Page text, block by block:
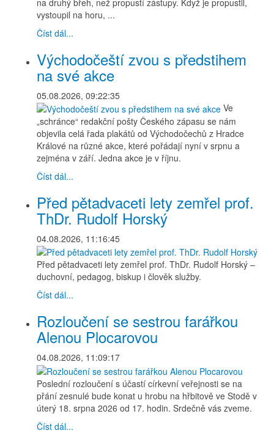
vystoupil na horu, ...
Číst dál...
Východočeští zvou s předstihem
na své akce
05.08.2026, 09:22:35
Ve
„schránce“ redakční pošty Českého zápasu se nám
objevila celá řada plakátů od Východočechů z Hradce
Králové na různé akce, které pořádají nyní v srpnu a
zejména v září. Jedna akce je v říjnu.
Číst dál...
Před pětadvaceti lety zemřel prof.
ThDr. Rudolf Horský
04.08.2026, 11:16:45
Před pětadvaceti lety zemřel prof. ThDr. Rudolf Horský –
duchovní, pedagog, biskup i člověk služby.
Číst dál...
Rozloučení se sestrou farářkou
Alenou Plocarovou
04.08.2026, 11:09:17
Poslední rozloučení s účastí církevní veřejnosti se na
přání zesnulé bude konat u hrobu na hřbitově ve Stodě v
úterý 18. srpna 2026 od 17. hodin. Srdečně vás zveme.
Číst dál...